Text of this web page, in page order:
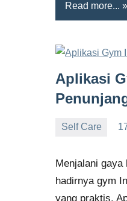
Read more...
Aplikasi
Self Care
Menjalani gaya
hadirnya gym
yang praktis.